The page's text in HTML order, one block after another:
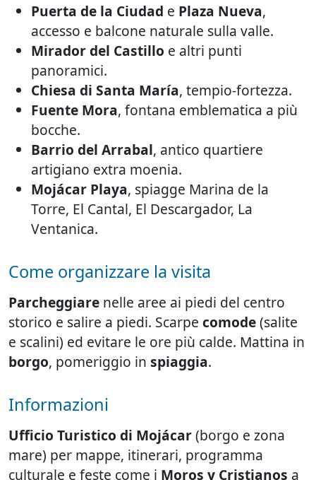
Puerta de la Ciudad e Plaza Nueva,
accesso e balcone naturale sulla valle.
Mirador del Castillo e altri punti
panoramici.
Chiesa di Santa María, tempio-fortezza.
Fuente Mora, fontana emblematica a più
bocche.
Barrio del Arrabal, antico quartiere
artigiano extra moenia.
Mojácar Playa, spiagge Marina de la
Torre, El Cantal, El Descargador, La
Ventanica.
Come organizzare la visita
Parcheggiare nelle aree ai piedi del centro
storico e salire a piedi. Scarpe comode(salite
e scalini) ed evitare le ore più calde. Mattina in
borgo, pomeriggio in spiaggia.
Informazioni
Ufficio Turistico di Mojácar(borgo e zona
mare) per mappe, itinerari, programma
culturale e feste come i Moros y Cristianos a